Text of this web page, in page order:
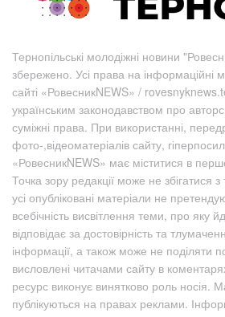
Тернопільські молодіжні новини
збережено. Усі права на інформаційні
сайті «РовесникNEWS» /
українським законодавством про
суміжні права. При використанні,
фото-,відеоматеріалів сайту,
«РовесникNEWS» має міститися в
Точка зору редакції може не збігатися
усі опубліковані матеріали не
всебічність висвітлення теми, про яку
відповідає за достовірність та
інформації, а також може не поділяти
висловлені читачами сайту в
ресурс виконує винятково роль носія.
публікуються на правах реклами.